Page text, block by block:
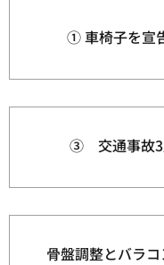
① 車椅子を宣
③ 交通事故3
骨盤調整とバラ